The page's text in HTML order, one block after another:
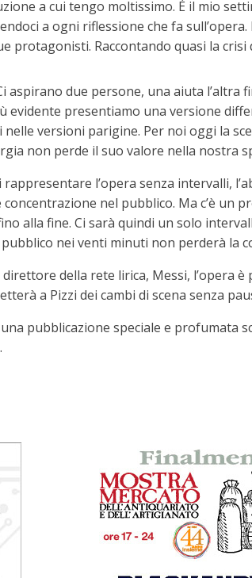
a cui tengo moltissimo. È il mio
a ogni riflessione che fa
Raccontando quasi la crisi
aspirano due persone, una aiuta l’altra
evidente presentiamo una versione
versioni parigine. Per noi oggi la
non perde il suo valore nella nostra
l’opera senza intervalli,
nel pubblico. Ma c’è un
alla fine. Ci sarà quindi un solo
nei venti minuti non perderà la
della rete lirica, Messi, l’opera è
a Pizzi dei cambi di scena senza
pubblicazione speciale e profumata